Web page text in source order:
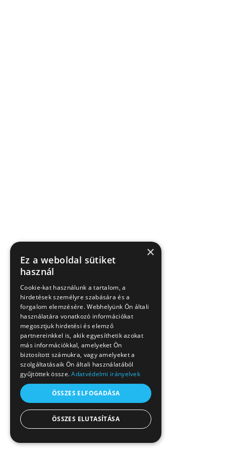
×
Ez a weboldal sütiket
használ
Cookie-kat használunk a tartalom, a
hirdetések személyre szabására és a
forgalom elemzésére. Webhelyünk Ön általi
használatára vonatkozó információkat
megosztjuk hirdetési és elemző
partnereinkkel is, akik egyesíthetik azokat
más információkkal, amelyeket Ön
biztosított számukra, vagy amelyeket a
szolgáltatásaik Ön általi használatából
gyűjtöttek össze.Adatvédelmi irányelvek
ÖSSZES ELFOGADÁSA
ÖSSZES ELUTASÍTÁSA